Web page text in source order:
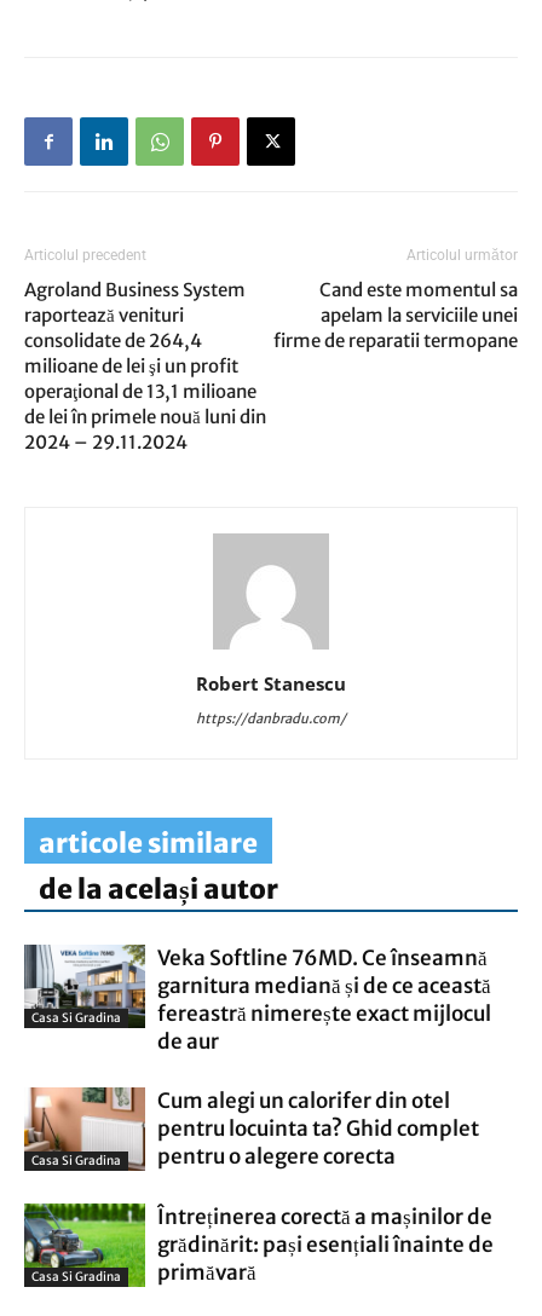
Articolul precedent
Agroland Business System
raportează venituri
consolidate de 264,4
milioane de lei şi un profit
operaţional de 13,1 milioane
de lei în primele nouă luni din
2024 – 29.11.2024
Articolul următor
Cand este momentul sa
apelam la serviciile unei
firme de reparatii termopane
Robert Stanescu
https://danbradu.com/
articole similare
de la același autor
Casa Si Gradina
Veka Softline 76MD. Ce înseamnă
garnitura mediană și de ce această
fereastră nimerește exact mijlocul
de aur
Casa Si Gradina
Cum alegi un calorifer din otel
pentru locuinta ta? Ghid complet
pentru o alegere corecta
Casa Si Gradina
Întreținerea corectă a mașinilor de
grădinărit: pași esențiali înainte de
primăvară